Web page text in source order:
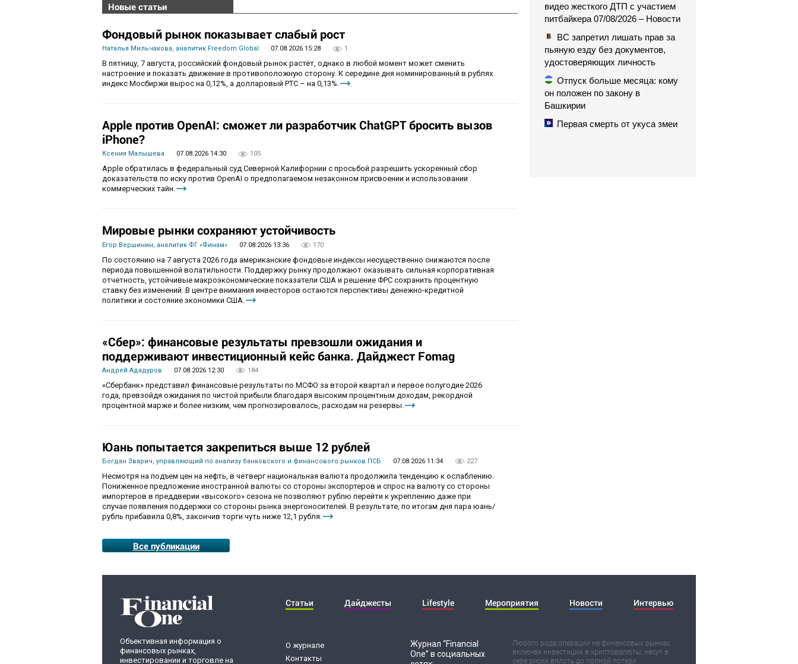
Новые статьи
Фондовый рынок показывает слабый рост
Наталья Мильчакова, аналитик Freedom Global 07.08.2026 15:28 1
В пятницу, 7 августа, российский фондовый рынок растёт, однако в любой момент может сменить
настроение и показать движение в противоположную сторону. К середине дня номинированный в рублях
индекс Мосбиржи вырос на 0,12%, а долларовый РТС – на 0,13%.
Apple против OpenAI: сможет ли разработчик ChatGPT бросить вызов
iPhone?
Ксения Малышева 07.08.2026 14:30 105
Apple обратилась в федеральный суд Северной Калифорнии с просьбой разрешить ускоренный сбор
доказательств по иску против OpenAI о предполагаемом незаконном присвоении и использовании
коммерческих тайн.
Мировые рынки сохраняют устойчивость
Егор Вершинин, аналитик ФГ «Финам» 07.08.2026 13:36 170
По состоянию на 7 августа 2026 года американские фондовые индексы несущественно снижаются после
периода повышенной волатильности. Поддержку рынку продолжают оказывать сильная корпоративная
отчетность, устойчивые макроэкономические показатели США и решение ФРС сохранить процентную
ставку без изменений. В центре внимания инвесторов остаются перспективы денежно-кредитной
политики и состояние экономики США.
«Сбер»: финансовые результаты превзошли ожидания и
поддерживают инвестиционный кейс банка. Дайджест Fomag
Андрей Ададуров 07.08.2026 12:30 184
«Сбербанк» представил финансовые результаты по МСФО за второй квартал и первое полугодие 2026
года, превзойдя ожидания по чистой прибыли благодаря высоким процентным доходам, рекордной
процентной марже и более низким, чем прогнозировалось, расходам на резервы.
Юань попытается закрепиться выше 12 рублей
Богдан Зварич, управляющий по анализу банковского и финансового рынков ПСБ 07.08.2026 11:34 227
Несмотря на подъем цен на нефть, в четверг национальная валюта продолжила тенденцию к ослаблению.
Пониженное предложение иностранной валюты со стороны экспортеров и спрос на валюту со стороны
импортеров в преддверии «высокого» сезона не позволяют рублю перейти к укреплению даже при
случае появления поддержки со стороны рынка энергоносителей. В результате, по итогам дня пара юань/
рубль прибавила 0,8%, закончив торги чуть ниже 12,1 рубля.
Все публикации
видео жесткого ДТП с участием
питбайкера 07/08/2026 – Новости
ВС запретил лишать прав за
пьяную езду без документов,
удостоверяющих личность
Отпуск больше месяца: кому
он положен по закону в
Башкирии
Первая смерть от укуса змеи
Объективная информация о
финансовых рынках,
инвестировании и торговле на
Статьи Дайджесты Lifestyle Мероприятия Новости Интервью
О журнале
Контакты
Журнал “Financial
One” в социальных
Любого рода операции на финансовых рынках,
включая инвестиции в криптовалюты, несут в
себе риски вплоть до полной потери